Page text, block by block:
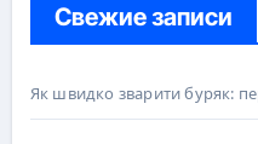
Свежие записи
Як швидко зварити буряк: